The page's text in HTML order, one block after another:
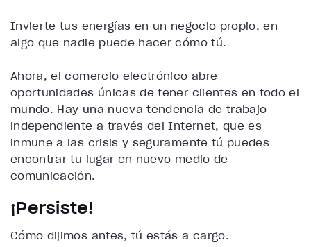
Invierte tus energías en un negocio propio, en
algo que nadie puede hacer cómo tú.
Ahora, el comercio electrónico abre
oportunidades únicas de tener clientes en todo el
mundo. Hay una nueva tendencia de trabajo
independiente a través del Internet, que es
inmune a las crisis y seguramente tú puedes
encontrar tu lugar en nuevo medio de
comunicación.
¡Persiste!
Cómo dijimos antes, tú estás a cargo.